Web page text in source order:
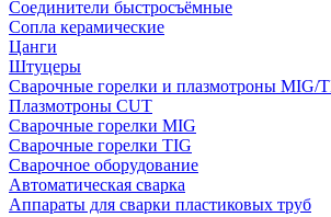
Соединители быстросъёмные
Сопла керамические
Цанги
Штуцеры
Сварочные горелки и плазмотроны MIG/
Плазмотроны CUT
Сварочные горелки MIG
Сварочные горелки TIG
Сварочное оборудование
Автоматическая сварка
Аппараты для сварки пластиковых труб